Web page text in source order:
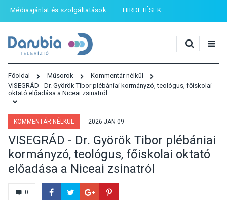
Médiaajánlat és szolgáltatások HIRDETÉSEK
Főoldal Műsorok
Kommentár nélkül
VISEGRÁD - Dr. Györök Tibor plébániai kormányzó, teológus, főiskolai
oktató előadása a Niceai zsinatról
KOMMENTÁR NÉLKÜL 2026 JAN 09
VISEGRÁD - Dr. Györök Tibor plébániai
kormányzó, teológus, főiskolai oktató
előadása a Niceai zsinatról
0